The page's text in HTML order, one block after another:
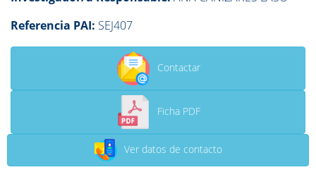
Referencia PAI: SEJ407
Contactar
Ficha PDF
Ver datos de contacto